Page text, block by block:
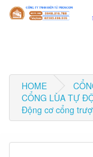
HOME
CỔNG LÙA TỰ
Động cơ cổng